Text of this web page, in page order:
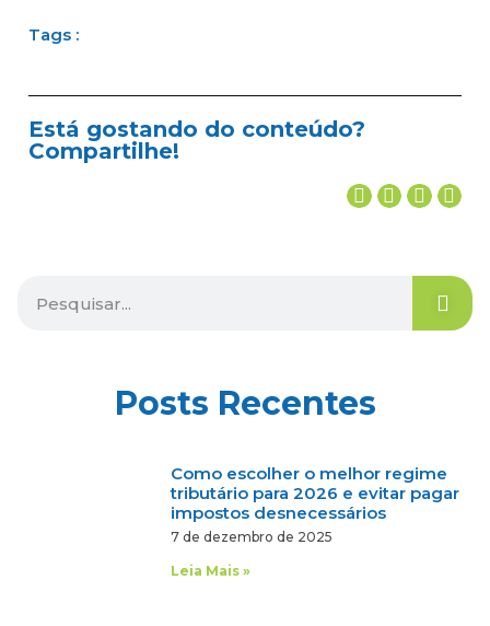
Tags :
Está gostando do conteúdo?
Compartilhe!
Posts Recentes
Como escolher o melhor regime
tributário para 2026 e evitar pagar
impostos desnecessários
7 de dezembro de 2025
Leia Mais »